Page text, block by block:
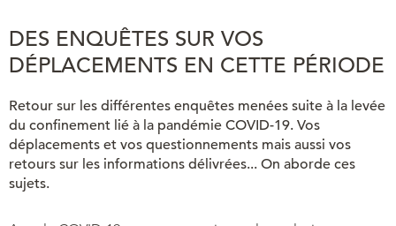
DES ENQUÊTES SUR VOS
DÉPLACEMENTS EN CETTE PÉRIODE
Retour sur les différentes enquêtes menées suite à la levée
du confinement lié à la pandémie COVID-19. Vos
déplacements et vos questionnements mais aussi vos
retours sur les informations délivrées... On aborde ces
sujets.